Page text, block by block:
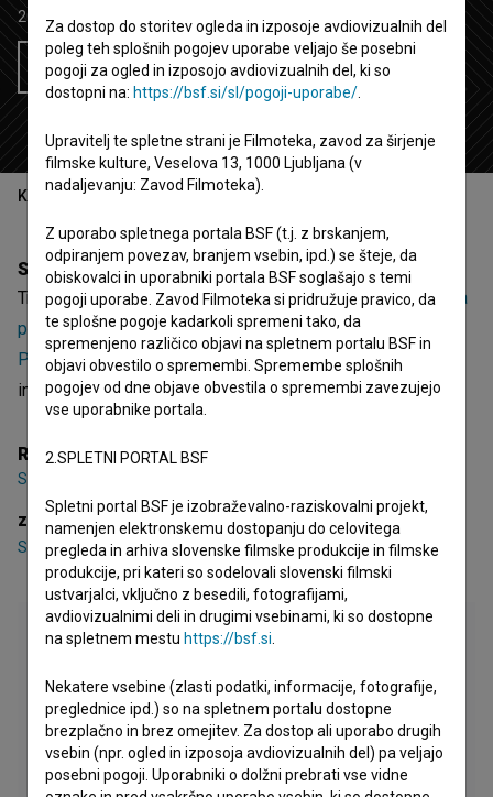
2025
Slovenija
Želim si ogledati ta film
Kazalo
Sinopsis
Tri žene je 8. epizoda 1. sezone igrane serijeFudo i Sanela
pa Miha in Špela (2025). NastopajoSamir Bajrić
Plavša,Uroš Obolnar. Žanrsko je opredeljena kot komedija
in spletna serija. Režiser jeSamir Bajrić.
Režija
Samir Bajrić
zasedba
Samir Bajrić, Maša Plavša,Uroš Obolnar
Za dostop do storitev ogleda in izposoje avdiovizualnih del
poleg teh splošnih pogojev uporabe veljajo še posebni
pogoji za ogled in izposojo avdiovizualnih del, ki so
dostopni na: https://bsf.si/sl/pogoji-uporabe/
Upravitelj te spletne strani je Filmoteka, zavod za širjenje
filmske kulture, Veselova 13, 1000 Ljubljana (v
nadaljevanju: Zavod Filmoteka).
Z uporabo spletnega portala BSF (t.j. z brskanjem,
odpiranjem povezav, branjem vsebin, ipd.) se šteje, da
obiskovalci in uporabniki portala BSF soglašajo s temi
pogoji uporabe. Zavod Filmoteka si pridružuje pravico, da
te splošne pogoje kadarkoli spremeni tako, da
spremenjeno različico objavi na spletnem portalu BSF in
objavi obvestilo o spremembi. Spremembe splošnih
pogojev od dne objave obvestila o spremembi zavezujejo
vse uporabnike portala.
2.SPLETNI PORTAL BSF
Spletni portal BSF je izobraževalno-raziskovalni projekt,
namenjen elektronskemu dostopanju do celovitega
pregleda in arhiva slovenske filmske produkcije in filmske
produkcije, pri kateri so sodelovali slovenski filmski
ustvarjalci, vključno z besedili, fotografijami,
avdiovizualnimi deli in drugimi vsebinami, ki so dostopne
na spletnem mestu https://bsf.si
Nekatere vsebine (zlasti podatki, informacije, fotografije,
preglednice ipd.) so na spletnem portalu dostopne
brezplačno in brez omejitev. Za dostop ali uporabo drugih
vsebin (npr. ogled in izposoja avdiovizualnih del) pa veljajo
posebni pogoji. Uporabniki o dolžni prebrati vse vidne